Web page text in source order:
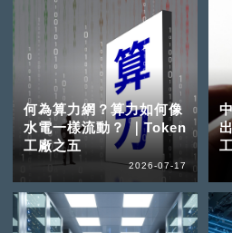
何為算力網？算力如何像
水電一樣流動？ ｜Token
工廠之五
2026-07-17